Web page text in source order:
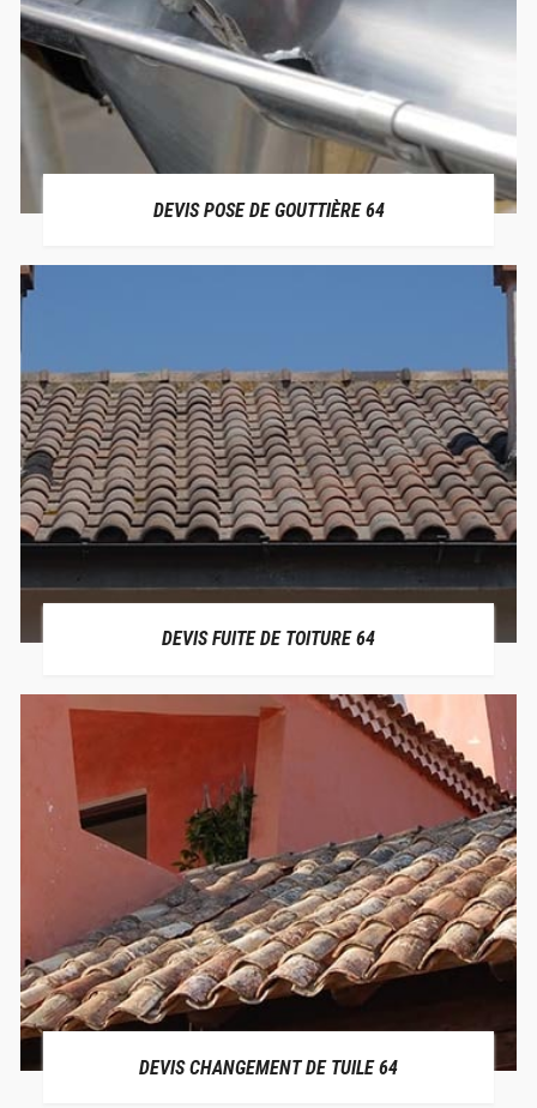
DEVIS POSE DE GOUTTIÈRE 64
DEVIS FUITE DE TOITURE 64
DEVIS CHANGEMENT DE TUILE 64